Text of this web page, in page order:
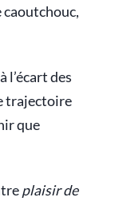
caoutchouc,
l’écart des
trajectoire
que
plaisir de